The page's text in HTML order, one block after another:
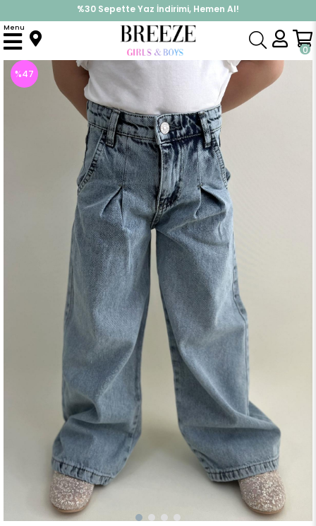
%30 Sepette Yaz İndirimi, Hemen Al!
İndirimlere ek %10 İndirimi Kap, Hemen Üye Ol!
0
Menu
Anasayfa Alt Giyim Tayt
%47